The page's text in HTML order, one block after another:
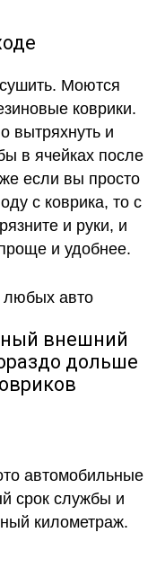
Моются
коврики.
вытряхнуть и
в ячейках после
если вы просто
с коврика, то с
и руки, и
и удобнее.
внешний
дольше
автомобильные
срок службы и
километраж.